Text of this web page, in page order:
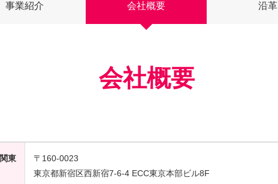
事業紹介 会社概要 沿革
会社概要
関東
〒160-0023
東京都新宿区西新宿7-6-4 ECC東京本部ビル8F